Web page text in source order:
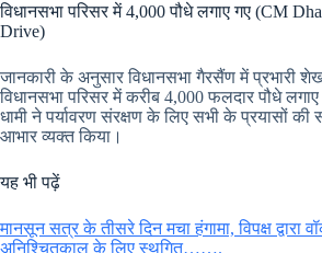
विधानसभा परिसर में 4,000 पौधे लगाए गए (CM
Drive)
जानकारी के अनुसार विधानसभा गैरसैंण में प्रभारी
विधानसभा परिसर में करीब 4,000 फलदार पौधे
धामी ने पर्यावरण संरक्षण के लिए सभी के प्रयासों की
आभार व्यक्त किया।
यह भी पढ़ें
मानसून सत्र के तीसरे दिन मचा हंगामा, विपक्ष
अनिश्चितकाल के लिए स्थगित…….